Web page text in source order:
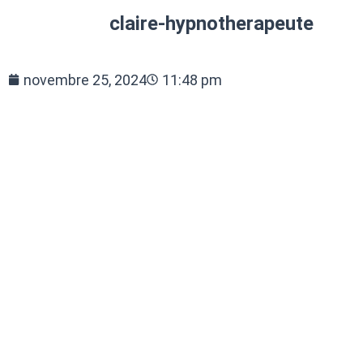
claire-hypnotherapeute
novembre 25, 2024 11:48 pm